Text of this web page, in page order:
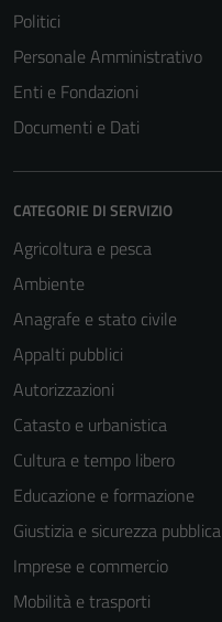
Politici
Personale Amministrativo
Enti e Fondazioni
Documenti e Dati
CATEGORIE DI SERVIZIO
Agricoltura e pesca
Ambiente
Anagrafe e stato civile
Appalti pubblici
Autorizzazioni
Catasto e urbanistica
Cultura e tempo libero
Educazione e formazione
Giustizia e sicurezza pubblica
Imprese e commercio
Mobilità e trasporti